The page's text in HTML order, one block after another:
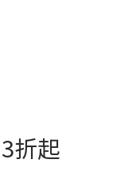
折起